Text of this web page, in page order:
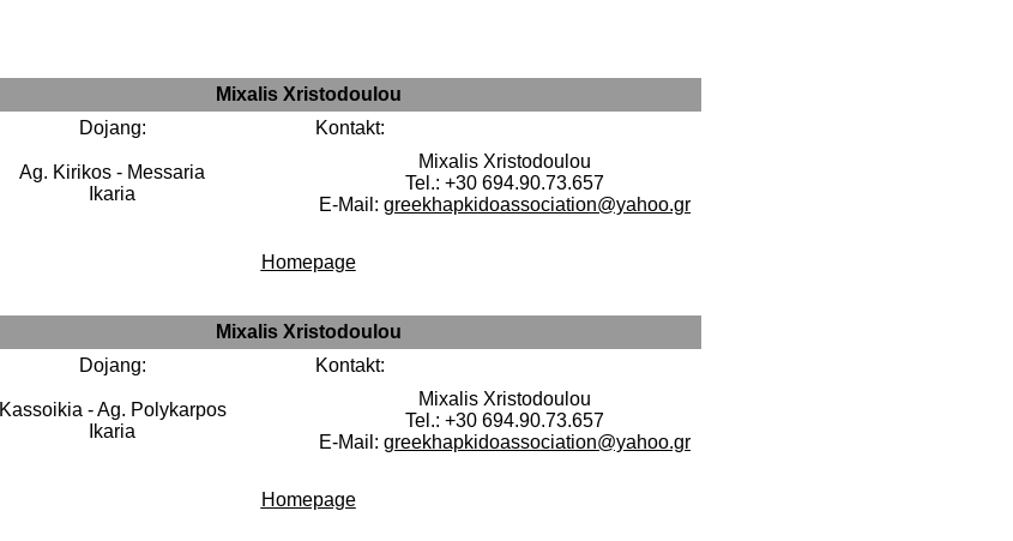
Mixalis Xristodoulou
Dojang:
Kontakt:
Ag. Kirikos - Messaria
Ikaria
Mixalis Xristodoulou
Tel.: +30 694.90.73.657
E-Mail: greekhapkidoassociation@yahoo.gr
Homepage
Mixalis Xristodoulou
Dojang:
Kontakt:
Kassoikia - Ag. Polykarpos
Ikaria
Mixalis Xristodoulou
Tel.: +30 694.90.73.657
E-Mail: greekhapkidoassociation@yahoo.gr
Homepage